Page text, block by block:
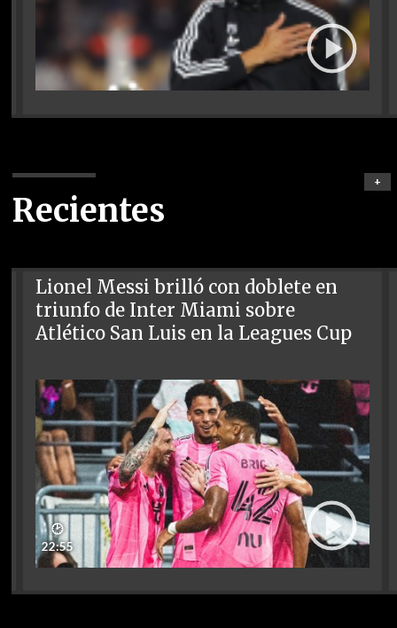
Recientes
+
Lionel Messi brilló con doblete en
triunfo de Inter Miami sobre
Atlético San Luis en la Leagues Cup
🕑
22:55